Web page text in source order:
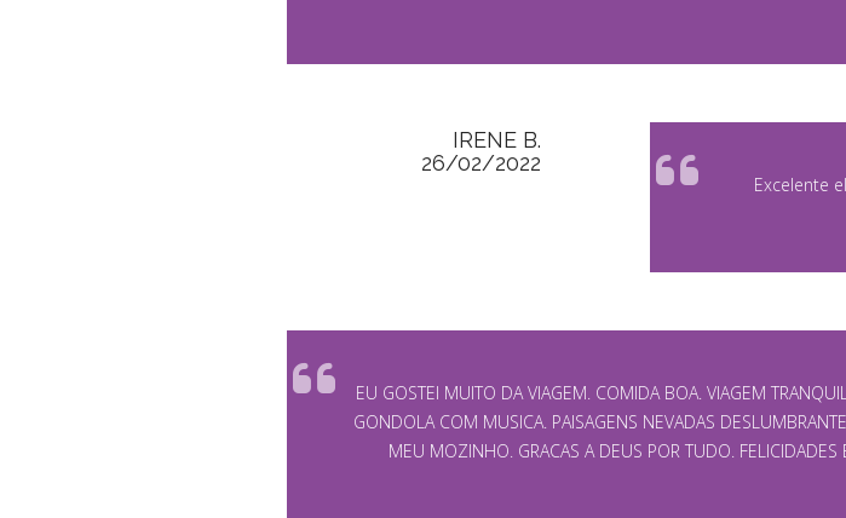
IRENE B.
26/02/2022
Excelente
EU GOSTEI MUITO DA VIAGEM. COMIDA BOA. VIAGEM
GONDOLA COM MUSICA. PAISAGENS NEVADAS
MEU MOZINHO. GRACAS A DEUS POR TUDO.